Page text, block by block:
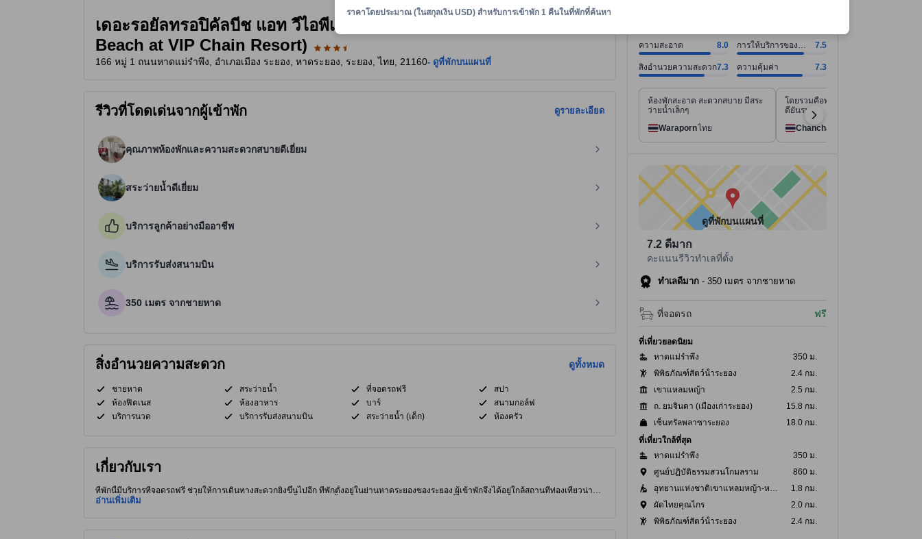
ราคาโดยประมาณ (ในสกุลเงิน USD) สำหรับการเข้าพัก 1 คืนในที่พักที่ค้นหา
เดอะรอยัลทรอปิคัลบีช แอท วีไอพีเชนรีสอร์ท (The Royal Tropical
Beach at VIP Chain Resort)
166 หมู่ 1 ถนนหาดแม่รำพึง, อำเภอเมือง ระยอง, หาดระยอง, ระยอง, ไทย, 21160- ดูที่พักบนแผนที่
รีวิวที่โดดเด่นจากผู้เข้าพัก ดูรายละเอียด
คุณภาพห้องพักและความสะดวกสบายดีเยี่ยม
สระว่ายน้ำดีเยี่ยม
บริการลูกค้าอย่างมืออาชีพ
บริการรับส่งสนามบิน
350 เมตร จากชายหาด
สิ่งอำนวยความสะดวก ดูทั้งหมด
ชายหาด สระว่ายน้ำ ที่จอดรถฟรี
สปา
ห้องฟิตเนส
ห้องอาหาร บาร์
สนามกอล์ฟ
บริการนวด
บริการรับส่งสนามบิน สระว่ายน้ำ (เด็ก) ห้องครัว
เกี่ยวกับเรา
ที่พักนี้มีบริการที่จอดรถฟรี ช่วยให้การเดินทางสะดวกยิ่งขึ้นไปอีก ที่พักตั้งอยู่ในย่านหาดระยองของระยอง ผู้เข้าพักจึงได้อยู่ใกล้สถานที่ท่องเที่ยวน่า
สนใจและร้านอาหารอร่อยๆ ที่พัก 3.5 ดาวคุณภาพสูงแห่งนี้มี สระว่ายน้ำในร่ม, บริการนวด และ สระว่ายน้ำกลางแจ้ง คอยอำนวยความสะดวกแก่ผู้
อ่านเพิ่มเติม
ความสะอาด 8.0
การให้บริการของ
พนักงาน
7.5
สิ่งอำนวยความสะดวก7.3 ความคุ้มค่า 7.3
ห้องพักสะอาด สะดวกสบาย มีสระ
ว่ายน้ำเล็กๆ
Warapornไทย
โดยรวมคือพนง.ดีมาก พูดดี ดูแลดี
ดียันรปภ.
Chanchai
ดูที่พักบนแผนที่
7.2 ดีมาก
คะแนนรีวิวทำเลที่ตั้ง
ทำเลดีมาก - 350 เมตร จากชายหาด
ที่จอดรถ ฟรี
ที่เที่ยวยอดนิยม
หาดแม่รำพึง
350 ม.
พิพิธภัณฑ์สัตว์น้ําระยอง
2.4 กม.
เขาแหลมหญ้า
2.5 กม.
ถ. ยมจินดา (เมืองเก่าระยอง)
15.8 กม.
เซ็นทรัลพลาซาระยอง
18.0 กม.
ที่เที่ยวใกล้ที่สุด
หาดแม่รำพึง
350 ม.
ศูนย์ปฏิบัติธรรมสวนโกมลราม
860 ม.
อุทยานแห่งชาติเขาแหลมหญ้า-หมู่เกาะเสม็ด
1.8 กม.
ผัดไทยคุณไกร
2.0 กม.
พิพิธภัณฑ์สัตว์น้ําระยอง
2.4 กม.